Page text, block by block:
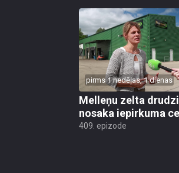
pirms 1 nedēļas, 1 dienas
Melleņu zelta
nosaka iepirkuma
409. epizode